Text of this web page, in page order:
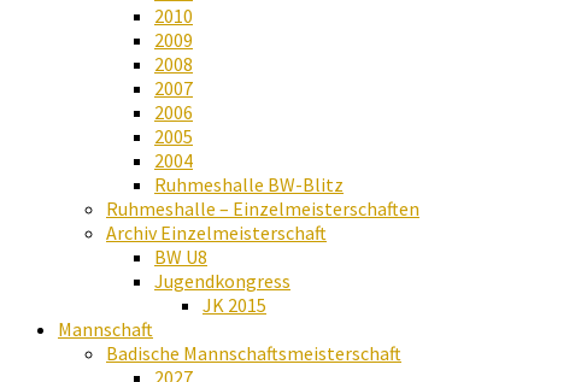
2010
2009
2008
2007
2006
2005
2004
Ruhmeshalle BW-Blitz
Ruhmeshalle – Einzelmeisterschaften
Archiv Einzelmeisterschaft
BW U8
Jugendkongress
JK 2015
Mannschaft
Badische Mannschaftsmeisterschaft
2027